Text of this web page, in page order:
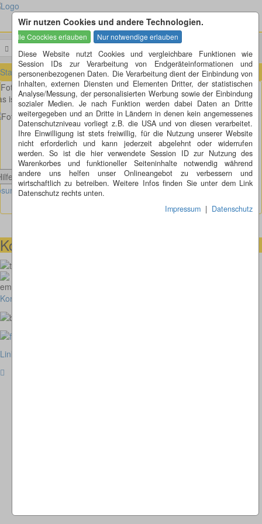
Wir nutzen Cookies und andere Technologien.
Diese Website nutzt Cookies und vergleichbare Funktionen wie
Session IDs zur Verarbeitung von Endgeräteinformationen und
personenbezogenen Daten. Die Verarbeitung dient der Einbindung von
Inhalten, externen Diensten und Elementen Dritter, der statistischen
Analyse/Messung, der personalisierten Werbung sowie der Einbindung
sozialer Medien. Je nach Funktion werden dabei Daten an Dritte
weitergegeben und an Dritte in Ländern in denen kein angemessenes
Datenschutzniveau vorliegt z.B. die USA und von diesen verarbeitet.
Ihre Einwilligung ist stets freiwillig, für die Nutzung unserer Website
nicht erforderlich und kann jederzeit abgelehnt oder widerrufen
werden. So ist die hier verwendete Session ID zur Nutzung des
Warenkorbes und funktioneller Seiteninhalte notwendig während
andere uns helfen unser Onlineangebot zu verbessern und
wirtschaftlich zu betreiben. Weitere Infos finden Sie unter dem Link
Datenschutz rechts unten.
Impressum | Datenschutz
Startseite » Fotorätsel » Fotorätsel 287
Fotorätsel 287
ist doch die Nationalflagge von Entenhausen, oder?
anzeigen
Fotorätsel 287 anzeigen
Kontaktmöglichkeiten
Kontakt
Link zur klassischen Website